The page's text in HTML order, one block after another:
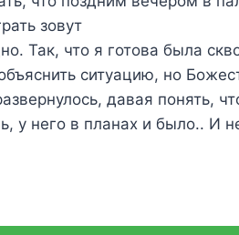
зовут
Так, что я готова была
ситуацию, но
давая понять,
у него в планах и было.. И